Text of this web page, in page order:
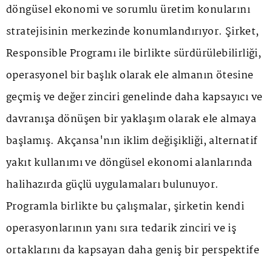
döngüsel ekonomi ve sorumlu üretim konularını
stratejisinin merkezinde konumlandırıyor. Şirket,
Responsible Programı ile birlikte sürdürülebilirliği,
operasyonel bir başlık olarak ele almanın ötesine
geçmiş ve değer zinciri genelinde daha kapsayıcı ve
davranışa dönüşen bir yaklaşım olarak ele almaya
başlamış. Akçansa'nın iklim değişikliği, alternatif
yakıt kullanımı ve döngüsel ekonomi alanlarında
halihazırda güçlü uygulamaları bulunuyor.
Programla birlikte bu çalışmalar, şirketin kendi
operasyonlarının yanı sıra tedarik zinciri ve iş
ortaklarını da kapsayan daha geniş bir perspektife